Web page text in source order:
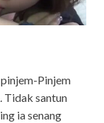
Pinjem
Tidak santun
ia senang